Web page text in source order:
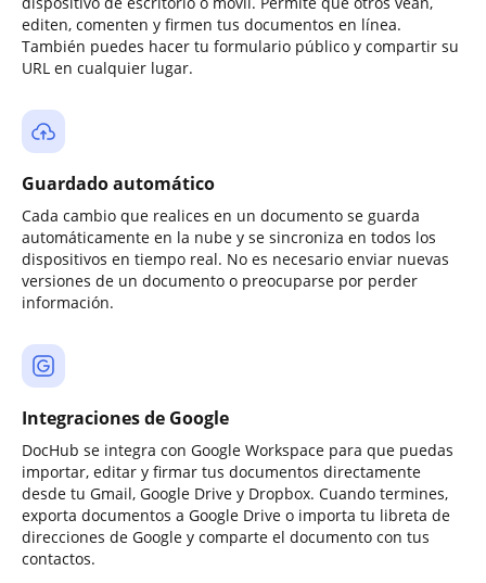
editen, comenten y firmen tus documentos en línea.
También puedes hacer tu formulario público y compartir su
URL en cualquier lugar.
Guardado automático
Cada cambio que realices en un documento se guarda
automáticamente en la nube y se sincroniza en todos los
dispositivos en tiempo real. No es necesario enviar nuevas
versiones de un documento o preocuparse por perder
información.
Integraciones de Google
DocHub se integra con Google Workspace para que puedas
importar, editar y firmar tus documentos directamente
desde tu Gmail, Google Drive y Dropbox. Cuando termines,
exporta documentos a Google Drive o importa tu libreta de
direcciones de Google y comparte el documento con tus
contactos.